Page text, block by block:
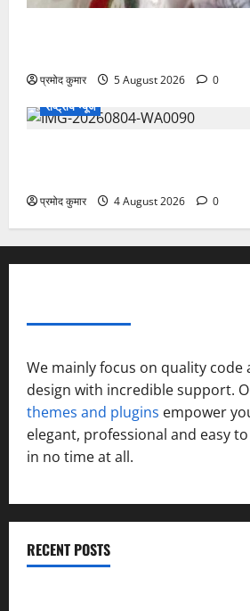
प्रमोद कुमार 5 August 2026
0
राष्ट्रीय न्यूज
प्रमोद कुमार 4 August 2026 0
We mainly focus on quality code
design with incredible support.
themes and plugins empower
elegant, professional and easy
in no time at all.
RECENT POSTS